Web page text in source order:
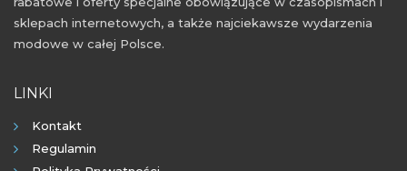
sklepach internetowych, a także najciekawsze wydarzenia
modowe w całej Polsce.
LINKI
Kontakt
Regulamin